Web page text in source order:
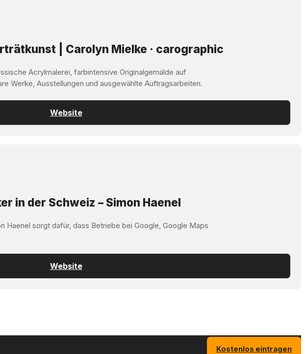
| Carolyn Mielke · carographic
Acrylmalerei, farbintensive Originalgemälde auf
Werke, Ausstellungen und ausgewählte Auftragsarbeiten.
Website
in der Schweiz – Simon Haenel
Haenel sorgt dafür, dass Betriebe bei Google, Google Maps
Website
Kostenlos eintragen